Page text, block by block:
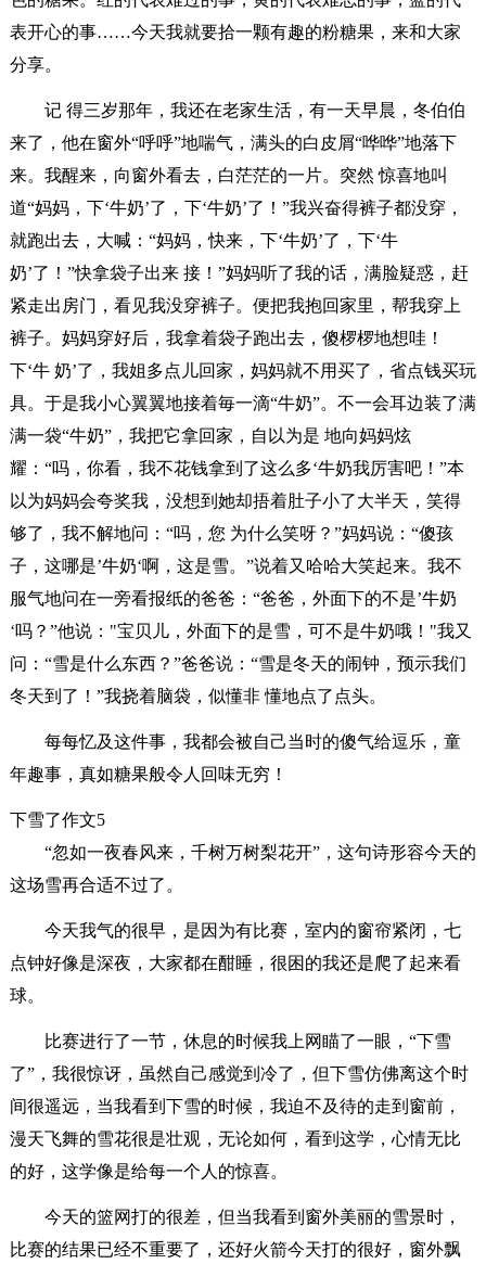
表开心的事……今天我就要拾一颗有趣的粉糖果，来和大家
分享。
记 得三岁那年，我还在老家生活，有一天早晨，冬伯伯
来了，他在窗外“呼呼”地喘气，满头的白皮屑“哗哗”地落下
来。我醒来，向窗外看去，白茫茫的一片。突然 惊喜地叫
道“妈妈，下‘牛奶’了，下‘牛奶’了！”我兴奋得裤子都没穿，
就跑出去，大喊：“妈妈，快来，下‘牛奶’了，下‘牛
奶’了！”快拿袋子出来 接！”妈妈听了我的话，满脸疑惑，赶
紧走出房门，看见我没穿裤子。便把我抱回家里，帮我穿上
裤子。妈妈穿好后，我拿着袋子跑出去，傻椤椤地想哇！
下‘牛 奶’了，我姐多点儿回家，妈妈就不用买了，省点钱买玩
具。于是我小心翼翼地接着毎一滴“牛奶”。不一会耳边装了满
满一袋“牛奶”，我把它拿回家，自以为是 地向妈妈炫
耀：“吗，你看，我不花钱拿到了这么多‘牛奶我厉害吧！”本
以为妈妈会夸奖我，没想到她却捂着肚子小了大半天，笑得
够了，我不解地问：“吗，您 为什么笑呀？”妈妈说：“傻孩
子，这哪是’牛奶‘啊，这是雪。”说着又哈哈大笑起来。我不
服气地问在一旁看报纸的爸爸：“爸爸，外面下的不是’牛奶
‘吗？”他说："宝贝儿，外面下的是雪，可不是牛奶哦！"我又
问：“雪是什么东西？”爸爸说：“雪是冬天的闹钟，预示我们
冬天到了！”我挠着脑袋，似懂非 懂地点了点头。
每每忆及这件事，我都会被自己当时的傻气给逗乐，童
年趣事，真如糖果般令人回味无穷！
下雪了作文5
“忽如一夜春风来，千树万树梨花开”，这句诗形容今天的
这场雪再合适不过了。
今天我气的很早，是因为有比赛，室内的窗帘紧闭，七
点钟好像是深夜，大家都在酣睡，很困的我还是爬了起来看
球。
比赛进行了一节，休息的时候我上网瞄了一眼，“下雪
了”，我很惊讶，虽然自己感觉到冷了，但下雪仿佛离这个时
间很遥远，当我看到下雪的时候，我迫不及待的走到窗前，
漫天飞舞的雪花很是壮观，无论如何，看到这学，心情无比
的好，这学像是给每一个人的惊喜。
今天的篮网打的很差，但当我看到窗外美丽的雪景时，
比赛的结果已经不重要了，还好火箭今天打的很好，窗外飘